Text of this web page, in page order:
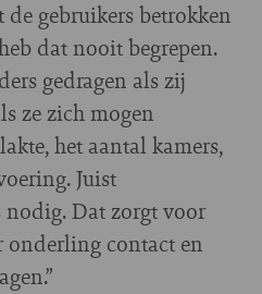
gebruikers betrokken
dat nooit begrepen.
gedragen als zij
ze zich mogen
het aantal kamers,
Juist
nodig. Dat zorgt voor
onderling contact en